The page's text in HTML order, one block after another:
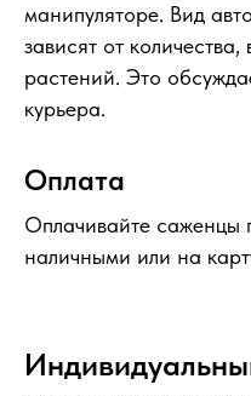
манипуляторе. Вид
зависят от
растений. Это
курьера.
Оплата
Оплачивайте саженцы
наличными или на